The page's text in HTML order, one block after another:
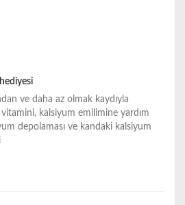
ve daha az olmak kaydıyla
kalsiyum emilimine yardım
depolaması ve kandaki kalsiyum